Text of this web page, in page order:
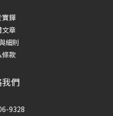
寶鏵
章
細則
條款
們
9328